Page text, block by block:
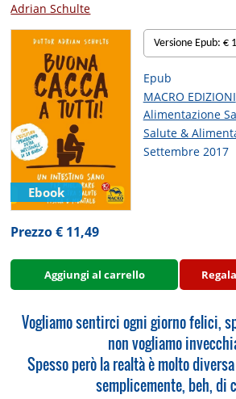
Adrian Schulte
Ebook
Versione Epub: €
Epub
MACRO EDIZIONI
Alimentazione
Salute &
Settembre 2017
Prezzo € 11,49
Aggiungi al carrello
Vogliamo sentirci ogni giorno felici,
non vogliamo
Spesso però la realtà è molto
semplicemente, beh, di